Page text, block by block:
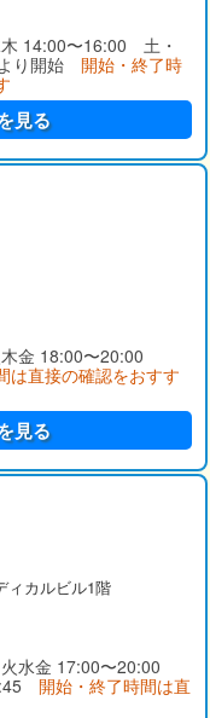
14:00〜16:00 土・
り開始 開始・終了時
見る
金 18:00〜20:00
は直接の確認をおすす
見る
ィカルビル1階
水金 17:00〜20:00
開始・終了時間は直